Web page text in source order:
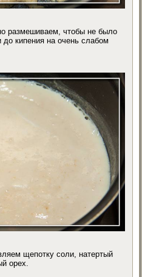
размешиваем, чтобы не было
кипения на очень слабом
щепотку соли, натертый
орех.